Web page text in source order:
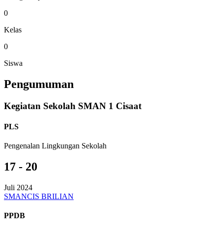
0
Kelas
0
Siswa
Pengumuman
Kegiatan Sekolah SMAN 1 Cisaat
PLS
Pengenalan Lingkungan Sekolah
17 - 20
Juli 2024
SMANCIS BRILIAN
PPDB